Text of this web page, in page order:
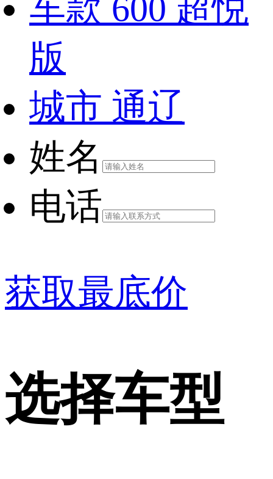
车款 600 超悦
版
城市 通辽
姓名
电话
获取最底价
选择车型